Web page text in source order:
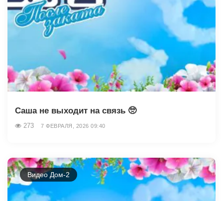
Саша не выходит на связь 🥺
273 7 ФЕВРАЛЯ, 2026 09:40
Видео Дом-2